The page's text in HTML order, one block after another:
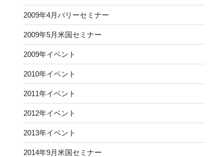
2009年4月パリーセミナー
2009年5月米国セミナー
2009年イベント
2010年イベント
2011年イベント
2012年イベント
2013年イベント
2014年9月米国セミナー